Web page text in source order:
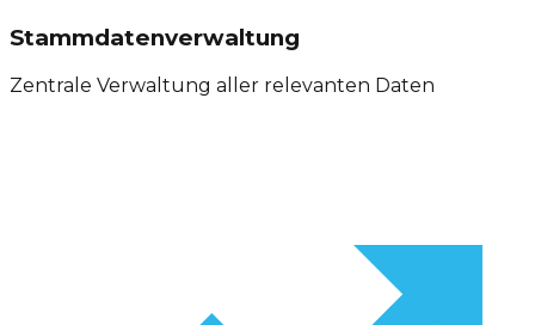
Stammdatenverwaltung
Zentrale Verwaltung aller relevanten Daten